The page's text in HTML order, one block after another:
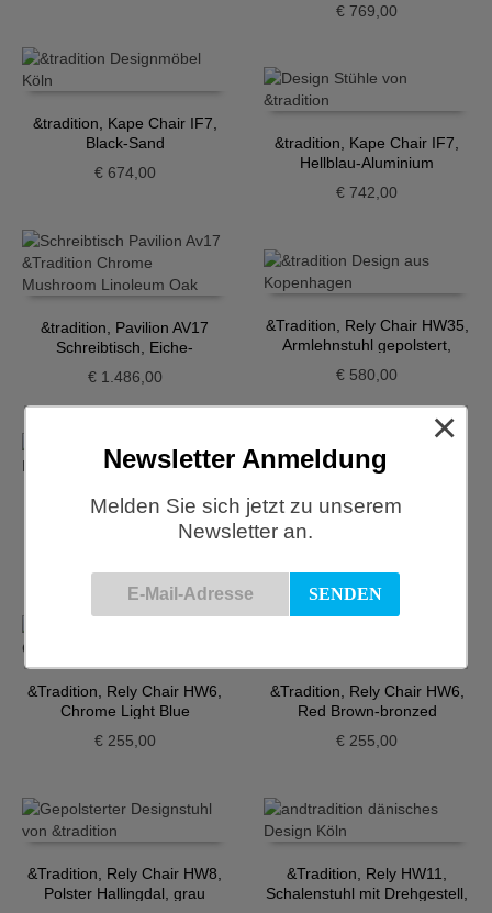
€ 769,00
&tradition, Kape Chair IF7,
Black-Sand
€674,00
&tradition, Kape Chair IF7,
Hellblau-Aluminium
€ 742,00
&tradition, Pavilion AV17
Schreibtisch, Eiche-
€1.486,00
&Tradition, Rely Chair HW35,
Armlehnstuhl gepolstert,
Grau-Beige
€ 580,00
&Tradition, Rely Chair HW6,
&Tradition, Rely Chair HW6,
&Tradition, Rely Chair HW6,
Chrome Light Blue
€255,00
&Tradition, Rely Chair HW6,
Red Brown-bronzed
€ 255,00
&Tradition, Rely Chair HW8,
Polster Hallingdal, grau
&Tradition, Rely HW11,
Schalenstuhl mit Drehgestell,
Newsletter Anmeldung
Melden Sie sich jetzt zu unserem
Newsletter an.
×